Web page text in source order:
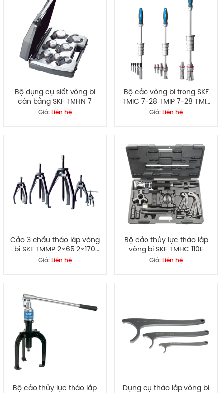
Bộ dụng cụ siết vòng bi
cân bằng SKF TMHN 7
Giá: Liên hệ
Bộ cảo vòng bi trong SKF
TMIC 7-28 TMIP 7-28 TMIP
30-60
Giá: Liên hệ
Cảo 3 chấu tháo lắp vòng
bi SKF TMMP 2×65 2×170
3×185 3×230 3×300
Giá: Liên hệ
Bộ cảo thủy lực tháo lắp
vòng bi SKF TMHC 110E
Giá: Liên hệ
Bộ cảo thủy lực tháo lắp
Dụng cụ tháo lắp vòng bi